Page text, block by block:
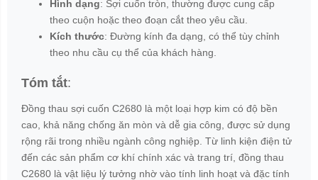
Hình dạng: Sợi cuốn tròn, thường được cung cấp
theo cuộn hoặc theo đoạn cắt theo yêu cầu.
Kích thước: Đường kính đa dạng, có thể tùy chỉnh
theo nhu cầu cụ thể của khách hàng.
Tóm tắt:
Đồng thau sợi cuốn C2680 là một loại hợp kim có độ bền
cao, khả năng chống ăn mòn và dễ gia công, được sử dụng
rộng rãi trong nhiều ngành công nghiệp. Từ linh kiện điện tử
đến các sản phẩm cơ khí chính xác và trang trí, đồng thau
C2680 là vật liệu lý tưởng nhờ vào tính linh hoạt và đặc tính